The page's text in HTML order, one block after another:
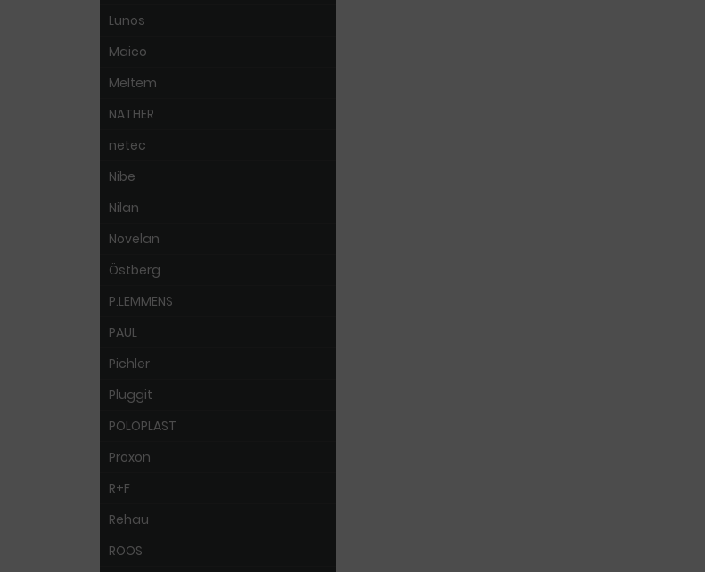
Lunos
Maico
Meltem
NATHER
netec
Nibe
Nilan
Novelan
Östberg
P.LEMMENS
PAUL
Pichler
Pluggit
POLOPLAST
Proxon
R+F
Rehau
ROOS